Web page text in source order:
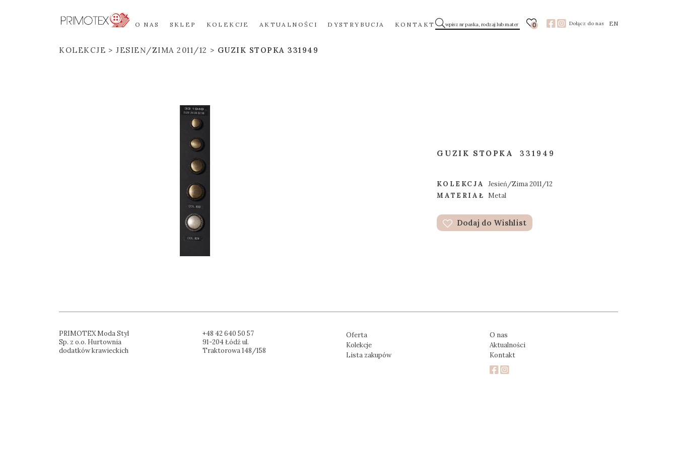
O NAS SKLEP KOLEKCJE AKTUALNOŚCI DYSTRYBUCJA KONTAKT 0 Dołącz do nas EN
KOLEKCJE JESIEŃ/ZIMA 2011/12 GUZIK STOPKA 331949
GUZIK STOPKA 331949
KOLEKCJA
Jesień/Zima 2011/12
MATERIAŁ Metal
Dodaj do Wishlist
PRIMOTEX Moda Styl
Sp. z o.o. Hurtownia
dodatków krawieckich
+48 42 640 50 57
91-204 Łódź ul.
Traktorowa 148/158
Oferta
Kolekcje
Lista zakupów
O nas
Aktualności
Kontakt